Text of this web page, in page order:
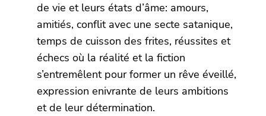
de vie et leurs états d’âme: amours,
amitiés, conflit avec une secte satanique,
temps de cuisson des frites, réussites et
échecs où la réalité et la fiction
s’entremêlent pour former un rêve éveillé,
expression enivrante de leurs ambitions
et de leur détermination.